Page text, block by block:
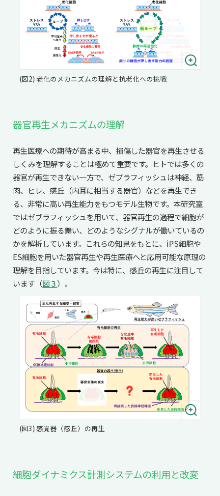
(図2) 老化のメカニズムの理解と抗老化への挑戦
器官再生メカニズムの理解
再生医療への期待が高まる中、損傷した器官を再生させる
しくみを理解することは極めて重要です。ヒトでは多くの
器官が再生できない一方で、ゼブラフィッシュは神経、筋
肉、ヒレ、感丘（内耳に相当する器官）などを再生でき
る、非常に高い再生能力をもつモデル生物です。本研究室
ではゼブラフィッシュを用いて、器官再生の過程で細胞が
どのように振る舞い、どのようなシグナルが働いているの
かを解析しています。これらの知見をもとに、iPS細胞や
ES細胞を用いた器官再生や再生医療へと応用可能な原理の
理解を目指しています。今は特に、感丘の再生に注目して
います（図３）。
(図3) 感覚器（感丘）の再生
細胞ダイナミクス計測システムの利用と改変